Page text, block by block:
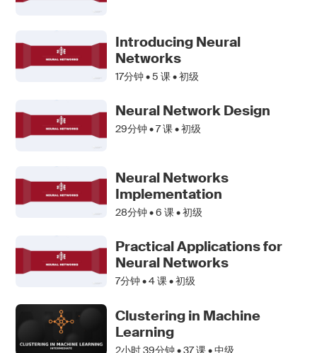
Introducing Neural
Networks
17分钟 •5 课 • 初级
Neural Network Design
29分钟 •7课 • 初级
Neural Networks
Implementation
28分钟 •6 课 • 初级
Practical Applications for
Neural Networks
7分钟 •4课 • 初级
Clustering in Machine
Learning
2小时 39分钟 •37课 • 中级